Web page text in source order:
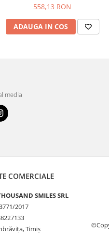
558,13 RON
ADAUGA IN COS
media
COMERCIALE
SMILES SRL
2017
Timiș